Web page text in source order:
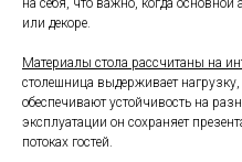
или декоре.
Материалы стола рассчитаны на
столешница выдерживает
обеспечивают устойчивость на
эксплуатации он сохраняет
потоках гостей.